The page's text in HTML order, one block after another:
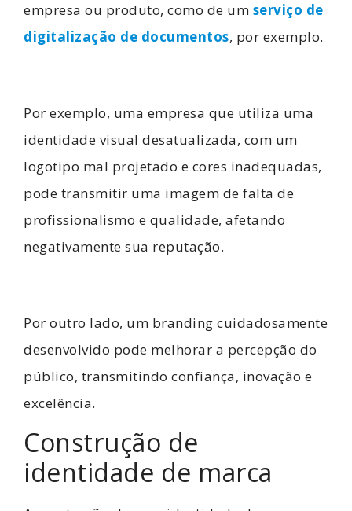
empresa ou produto, como de um serviço de
digitalização de documentos, por exemplo.
Por exemplo, uma empresa que utiliza uma
identidade visual desatualizada, com um
logotipo mal projetado e cores inadequadas,
pode transmitir uma imagem de falta de
profissionalismo e qualidade, afetando
negativamente sua reputação.
Por outro lado, um branding cuidadosamente
desenvolvido pode melhorar a percepção do
público, transmitindo confiança, inovação e
excelência.
Construção de
identidade de marca